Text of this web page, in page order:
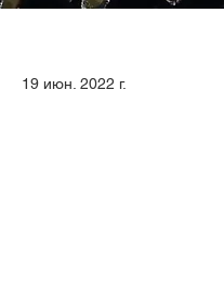
19 июн. 2022 г.